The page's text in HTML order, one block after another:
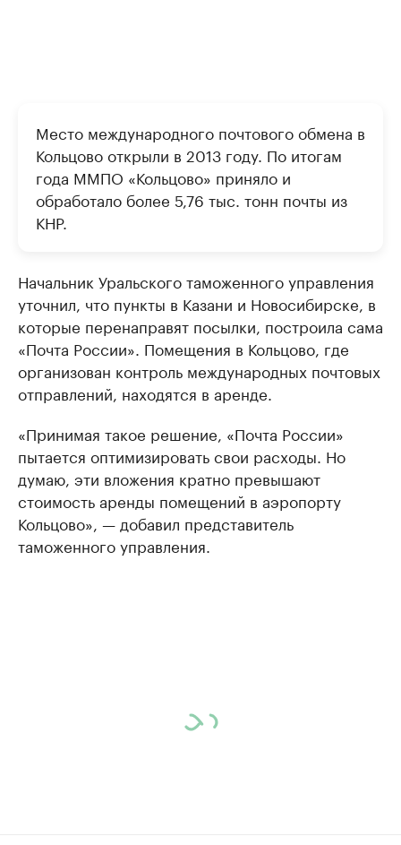
Место международного почтового обмена в
Кольцово открыли в 2013 году. По итогам
года ММПО «Кольцово» приняло и
обработало более 5,76 тыс. тонн почты из
КНР.
Начальник Уральского таможенного управления
уточнил, что пункты в Казани и Новосибирске, в
которые перенаправят посылки, построила сама
«Почта России». Помещения в Кольцово, где
организован контроль международных почтовых
отправлений, находятся в аренде.
«Принимая такое решение, «Почта России»
пытается оптимизировать свои расходы. Но
думаю, эти вложения кратно превышают
стоимость аренды помещений в аэропорту
Кольцово», — добавил представитель
таможенного управления.